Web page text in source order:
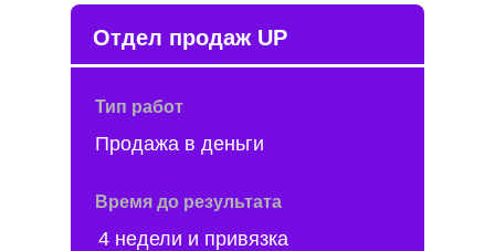
Продажа в деньги
4 недели и привязка
Отдел продаж UP
Тип работ
Время до результата